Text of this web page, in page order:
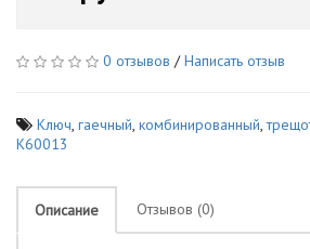
0 отзывов /Написать отзыв
Ключ, гаечный, комбинированный,
K60013
Описание Отзывов (0)